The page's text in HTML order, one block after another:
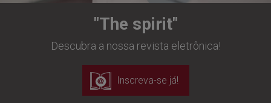
"The spirit"
Descubra a nossa revista eletrônica!
Inscreva-se já!